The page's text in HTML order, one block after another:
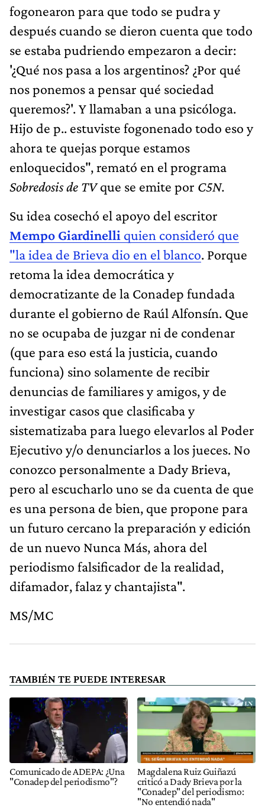
fogonearon para que todo se pudra y
después cuando se dieron cuenta que todo
se estaba pudriendo empezaron a decir:
'¿Qué nos pasa a los argentinos? ¿Por qué
nos ponemos a pensar qué sociedad
queremos?'. Y llamaban a una psicóloga.
Hijo de p.. estuviste fogonenado todo eso y
ahora te quejas porque estamos
enloquecidos", remató en el programa
Sobredosis de TVque se emite por C5N.
Su idea cosechó el apoyo del escritor
Mempo Giardinelli quien consideró que
"la idea de Brieva dio en el blanco. Porque
retoma la idea democrática y
democratizante de la Conadep fundada
durante el gobierno de Raúl Alfonsín. Que
no se ocupaba de juzgar ni de condenar
(que para eso está la justicia, cuando
funciona) sino solamente de recibir
denuncias de familiares y amigos, y de
investigar casos que clasificaba y
sistematizaba para luego elevarlos al Poder
Ejecutivo y/o denunciarlos a los jueces. No
conozco personalmente a Dady Brieva,
pero al escucharlo uno se da cuenta de que
es una persona de bien, que propone para
un futuro cercano la preparación y edición
de un nuevo Nunca Más, ahora del
periodismo falsificador de la realidad,
difamador, falaz y chantajista".
MS/MC
TAMBIÉN TE PUEDE INTERESAR
Comunicado de ADEPA: ¿Una
"Conadep del periodismo"?
Magdalena Ruiz Guiñazú
criticó a Dady Brieva por la
"Conadep" del periodismo:
"No entendió nada"